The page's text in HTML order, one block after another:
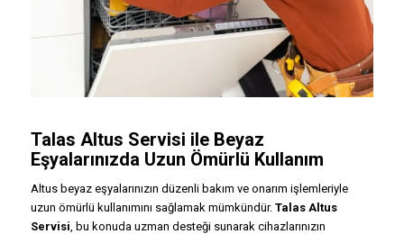
Talas Altus Servisi ile Beyaz
Eşyalarınızda Uzun Ömürlü Kullanım
Altus beyaz eşyalarınızın düzenli bakım ve onarım işlemleriyle
uzun ömürlü kullanımını sağlamak mümkündür. Talas Altus
Servisi, bu konuda uzman desteği sunarak cihazlarınızın